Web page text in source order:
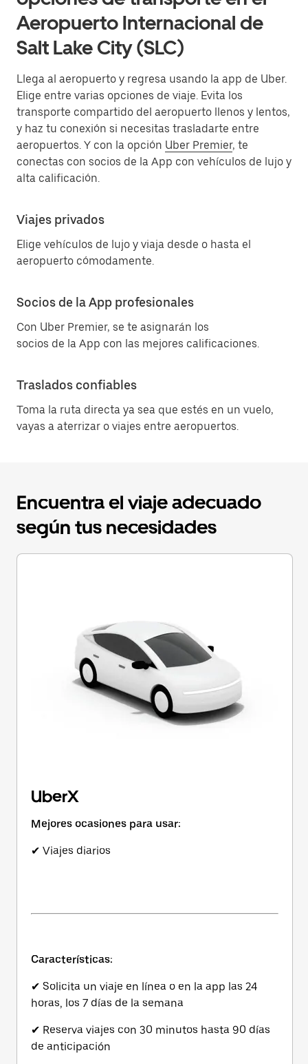
Aeropuerto Internacional de
Salt Lake City (SLC)
Llega al aeropuerto y regresa usando la app de Uber.
Elige entre varias opciones de viaje. Evita los
transporte compartido del aeropuerto llenos y lentos,
y haz tu conexión si necesitas trasladarte entre
aeropuertos. Y con la opción Uber Premier, te
conectas con socios de la App con vehículos de lujo y
alta calificación.
Viajes privados
Elige vehículos de lujo y viaja desde o hasta el
aeropuerto cómodamente.
Socios de la App profesionales
Con Uber Premier, se te asignarán los
socios de la App con las mejores calificaciones.
Traslados confiables
Toma la ruta directa ya sea que estés en un vuelo,
vayas a aterrizar o viajes entre aeropuertos.
Encuentra el viaje adecuado
según tus necesidades
UberX
Mejores ocasiones para usar:
✔ Viajes diarios
Características:
✔ Solicita un viaje en línea o en la app las 24
horas, los 7 días de la semana
✔ Reserva viajes con 30 minutos hasta 90 días
de anticipación